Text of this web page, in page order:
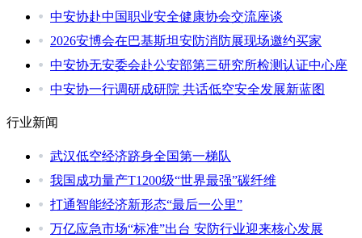
中安协赴中国职业安全健康协会交流座谈
2026安博会在巴基斯坦安防消防展现场邀约买家
中安协无安委会赴公安部第三研究所检测认证中心座
中安协一行调研成研院 共话低空安全发展新蓝图
行业新闻
武汉低空经济跻身全国第一梯队
我国成功量产T1200级“世界最强”碳纤维
打通智能经济新形态“最后一公里”
万亿应急市场“标准”出台 安防行业迎来核心发展